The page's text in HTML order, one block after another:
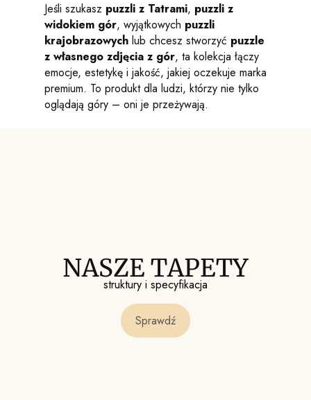
Jeśli szukasz puzzli z Tatrami, puzzli z
widokiem gór, wyjątkowych puzzli
krajobrazowych lub chcesz stworzyć puzzle
z własnego zdjęcia z gór, ta kolekcja łączy
emocje, estetykę i jakość, jakiej oczekuje marka
premium. To produkt dla ludzi, którzy nie tylko
oglądają góry – oni je przeżywają.
NASZE TAPETY
struktury i specyfikacja
Sprawdź